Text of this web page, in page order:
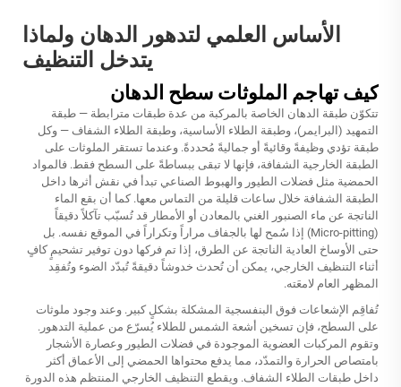
الأساس العلمي لتدهور الدهان ولماذا
يتدخل التنظيف
كيف تهاجم الملوثات سطح الدهان
تتكوّن طبقة الدهان الخاصة بالمركبة من عدة طبقات مترابطة — طبقة
التمهيد (البرايمر)، وطبقة الطلاء الأساسية، وطبقة الطلاء الشفاف — وكل
طبقة تؤدي وظيفةً وقائيةً أو جماليةً مُحددةً. وعندما تستقر الملوثات على
الطبقة الخارجية الشفافة، فإنها لا تبقى ببساطةً على السطح فقط. فالمواد
الحمضية مثل فضلات الطيور والهبوط الصناعي تبدأ في نقش أثرها داخل
الطبقة الشفافة خلال ساعات قليلة من التماس معها. كما أن بقع الماء
الناتجة عن ماء الصنبور الغني بالمعادن أو الأمطار قد تُسبّب تآكلاً دقيقاً
(Micro-pitting) إذا سُمح لها بالجفاف مراراً وتكراراً في الموقع نفسه. بل
حتى الأوساخ العادية الناتجة عن الطرق، إذا تم فركها دون توفير تشحيمٍ كافٍ
أثناء التنظيف الخارجي، يمكن أن تُحدث خدوشاً دقيقةً تُبدّد الضوء وتُفقِد
المظهر العام لامعَته.
تُفاقِم الإشعاعات فوق البنفسجية المشكلة بشكلٍ كبير. وعند وجود ملوثات
على السطح، فإن تسخين أشعة الشمس للطلاء يُسرّع من عملية التدهور.
وتقوم المركبات العضوية الموجودة في فضلات الطيور وعصارة الأشجار
بامتصاص الحرارة والتمدّد، مما يدفع محتواها الحمضي إلى الأعماق أكثر
داخل طبقات الطلاء الشفاف. ويقطع التنظيف الخارجي المنتظم هذه الدورة